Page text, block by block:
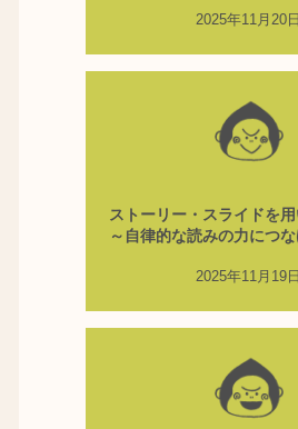
2025年11月20日
ストーリー・スライドを
～自律的な読みの力につ
2025年11月19日